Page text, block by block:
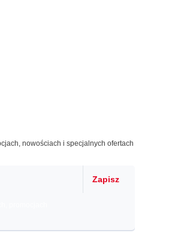
nowościach i specjalnych ofertach
Zapisz